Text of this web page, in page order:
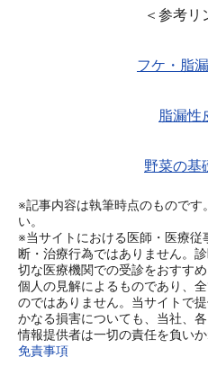
＜参考リ
フケ・脂
脂漏性
野菜の基
※記事内容は執筆時点のものです
い。
※当サイトにおける医師・医療
断・治療行為ではありません。
切な医療機関での受診をおすす
個人の見解によるものであり、
のではありません。当サイトで
かなる損害についても、当社、
情報提供者は一切の責任を負いか
免責事項